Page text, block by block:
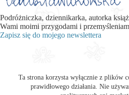
Ta strona korzysta wyłącznie z plików
prawidłowego działania. Nie
Podróżniczka, dziennikarka, autorka
Wami moimi przygodami i
Zapisz się do mojego newslettera